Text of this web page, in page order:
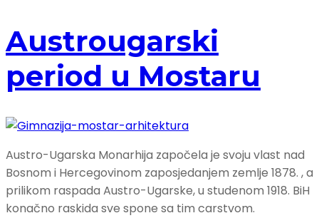
Austrougarski
period u Mostaru
Austro-Ugarska Monarhija započela je svoju vlast nad
Bosnom i Hercegovinom zaposjedanjem zemlje 1878. , a
prilikom raspada Austro-Ugarske, u studenom 1918. BiH
konačno raskida sve spone sa tim carstvom.